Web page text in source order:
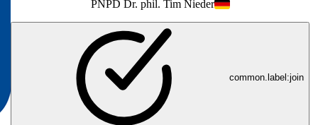
PNPD Dr. phil. Tim Nieder
common.label:join